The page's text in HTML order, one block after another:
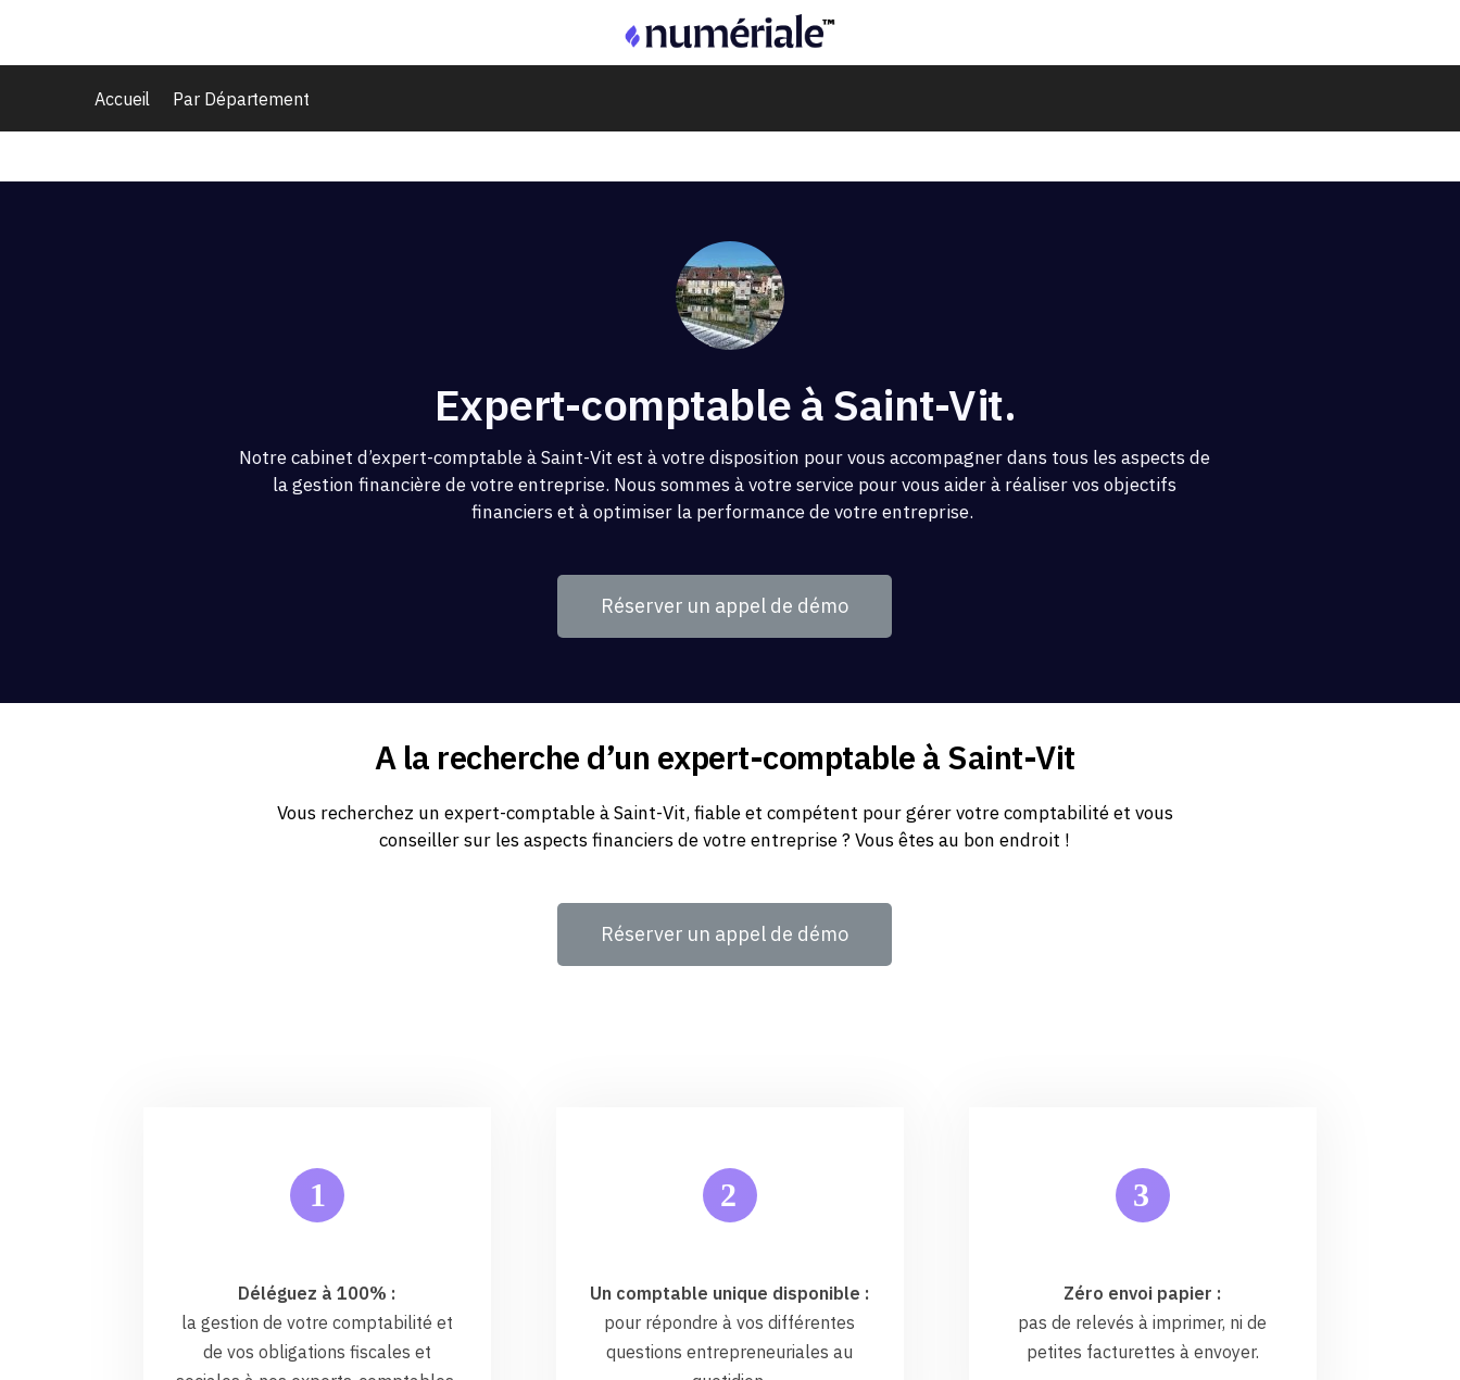
Accueil Par Département
Expert-comptable à Saint-Vit.
Notre cabinet d’expert-comptable à Saint-Vit est à votre disposition pour vous accompagner dans tous les aspects de
la gestion financière de votre entreprise. Nous sommes à votre service pour vous aider à réaliser vos objectifs
financiers et à optimiser la performance de votre entreprise.
Réserver un appel de démo
A la recherche d’un expert-comptable à Saint-Vit
Vous recherchez un expert-comptable à Saint-Vit, fiable et compétent pour gérer votre comptabilité et vous
conseiller sur les aspects financiers de votre entreprise ? Vous êtes au bon endroit !
Réserver un appel de démo
1
Déléguez à 100% :
la gestion de votre comptabilité et
de vos obligations fiscales et
2
Un comptable unique disponible :
pour répondre à vos différentes
questions entrepreneuriales au
3
Zéro envoi papier :
pas de relevés à imprimer, ni de
petites facturettes à envoyer.